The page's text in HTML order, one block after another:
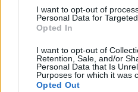
I want to opt-out of
Personal Data for
Opted In
I want to opt-out of
Retention, Sale, and/or
Personal Data that Is
Purposes for which it was
Opted Out